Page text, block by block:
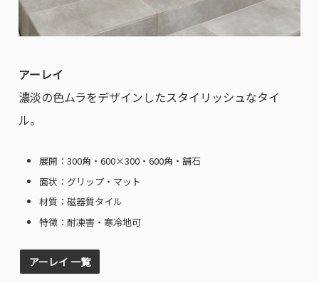
アーレイ
濃淡の色ムラをデザインしたスタイリッシュなタイ
ル。
展開：300角・600×300・600角・舗石
面状：グリップ・マット
材質：磁器質タイル
特徴：耐凍害・寒冷地可
アーレイ 一覧